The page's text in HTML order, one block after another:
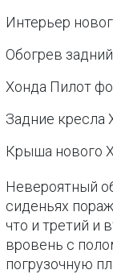
Интерьер
Обогрев
Хонда Пилот
Задние кресла
Крыша нового
Невероятный
сиденьях
что и третий и
вровень с
погрузочную